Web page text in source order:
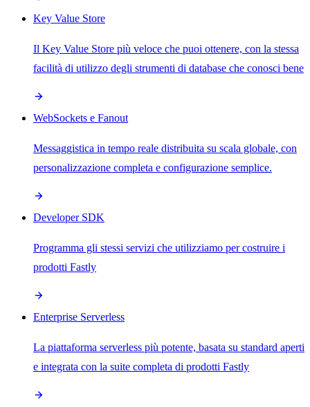
Key Value Store
Il Key Value Store più veloce che puoi ottenere, con la stessa
facilità di utilizzo degli strumenti di database che conosci bene
WebSockets e Fanout
Messaggistica in tempo reale distribuita su scala globale, con
personalizzazione completa e configurazione semplice.
Developer SDK
Programma gli stessi servizi che utilizziamo per costruire i
prodotti Fastly
Enterprise Serverless
La piattaforma serverless più potente, basata su standard aperti
e integrata con la suite completa di prodotti Fastly